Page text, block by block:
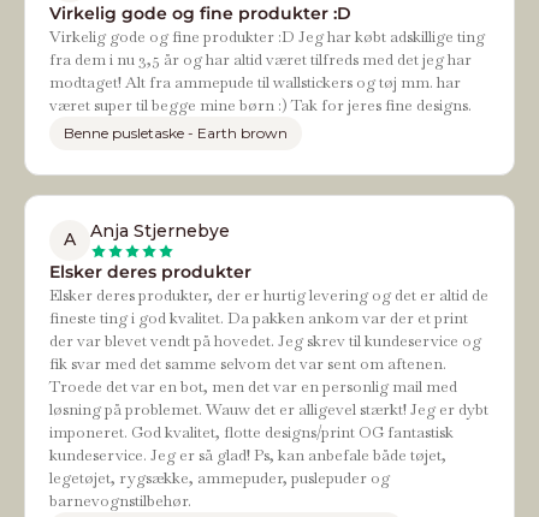
Virkelig gode og fine produkter :D
Virkelig gode og fine produkter :D Jeg har købt adskillige ting
fra dem i nu 3,5 år og har altid været tilfreds med det jeg har
modtaget! Alt fra ammepude til wallstickers og tøj mm. har
været super til begge mine børn :) Tak for jeres fine designs.
Benne pusletaske - Earth brown
A
Anja Stjernebye
Elsker deres produkter
Elsker deres produkter, der er hurtig levering og det er altid de
fineste ting i god kvalitet. Da pakken ankom var der et print
der var blevet vendt på hovedet. Jeg skrev til kundeservice og
fik svar med det samme selvom det var sent om aftenen.
Troede det var en bot, men det var en personlig mail med
løsning på problemet. Wauw det er alligevel stærkt! Jeg er dybt
imponeret. God kvalitet, flotte designs/print OG fantastisk
kundeservice. Jeg er så glad! Ps, kan anbefale både tøjet,
legetøjet, rygsække, ammepuder, puslepuder og
barnevognstilbehør.